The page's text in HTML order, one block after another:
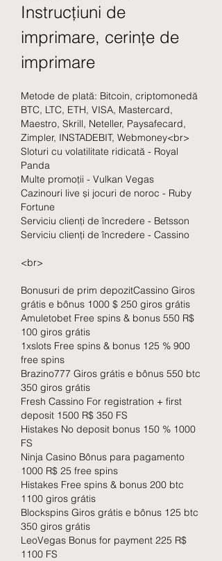
Instrucțiuni de
imprimare, cerințe de
imprimare
Metode de plată: Bitcoin, criptomonedă
BTC, LTC, ETH, VISA, Mastercard,
Maestro, Skrill, Neteller, Paysafecard,
Zimpler, INSTADEBIT, Webmoney<br>
Sloturi cu volatilitate ridicată - Royal
Panda
Multe promoții - Vulkan Vegas
Cazinouri live și jocuri de noroc - Ruby
Fortune
Serviciu clienți de încredere - Betsson
Serviciu clienți de încredere - Cassino
<br>
Bonusuri de prim depozitCassino Giros
grátis e bônus 1000 $ 250 giros grátis
Amuletobet Free spins & bonus 550 R$
100 giros grátis
1xslots Free spins & bonus 125 % 900
free spins
Brazino777 Giros grátis e bônus 550 btc
350 giros grátis
Fresh Cassino For registration + first
deposit 1500 R$ 350 FS
Histakes No deposit bonus 150 % 1000
FS
Ninja Casino Bônus para pagamento
1000 R$ 25 free spins
Histakes Free spins & bonus 200 btc
1100 giros grátis
Blockspins Giros grátis e bônus 125 btc
350 giros grátis
LeoVegas Bonus for payment 225 R$
1100 FS